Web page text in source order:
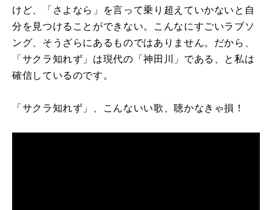
けど、「さよなら」を言って乗り超えていかないと自
分を見つけることができない。こんなにすごいラブソ
ング、そうざらにあるものではありません。だから、
「サクラ知れず」は現代の「神田川」である、と私は
確信しているのです。
「サクラ知れず」、こんないい歌、聴かなきゃ損！